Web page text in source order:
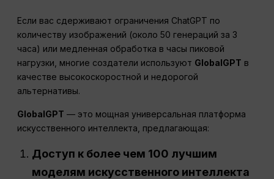
Если вас сдерживают ограничения ChatGPT по
количеству изображений (около 50 генераций за 3
часа) или медленная обработка в часы пиковой
нагрузки, многие создатели используют GlobalGPT в
качестве высокоскоростной и недорогой
альтернативы.
GlobalGPT — это мощная универсальная платформа
искусственного интеллекта, предлагающая:
Доступ к более чем 100 лучшим
моделям искусственного интеллекта